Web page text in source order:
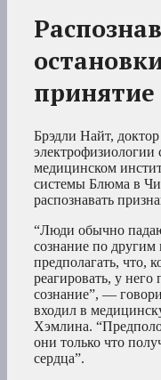
Брэдли Найт,
электрофизиологии
медицинском
системы Блюма в
распознавать
“Люди обычно
сознание по
предполагать, что,
реагировать, у
сознание”, —
входил в
Хэмлина.
они только что
сердца”.